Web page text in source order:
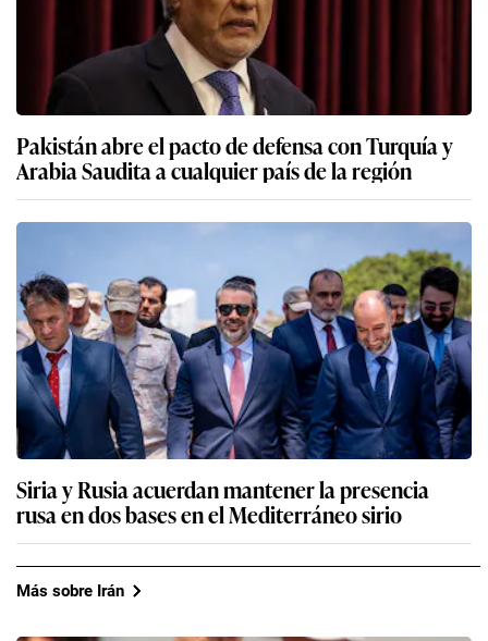
Pakistán abre el pacto de defensa con Turquía y
Arabia Saudita a cualquier país de la región
Siria y Rusia acuerdan mantener la presencia
rusa en dos bases en el Mediterráneo sirio
Más sobre Irán